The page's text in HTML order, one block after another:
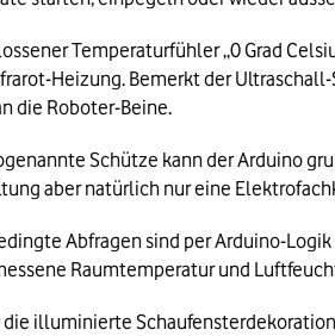
Temperaturfühler „0 Grad
Heizung. Bemerkt der
die Roboter-Beine.
Schütze kann der Arduino
aber natürlich nur eine
Abfragen sind per Arduino-
Raumtemperatur und
illuminierte